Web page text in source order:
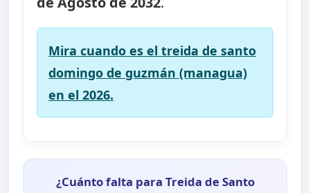
Mira cuando es el treida de santo
domingo de guzmán (managua)
en el 2026.
¿Cuánto falta para Treida de Santo